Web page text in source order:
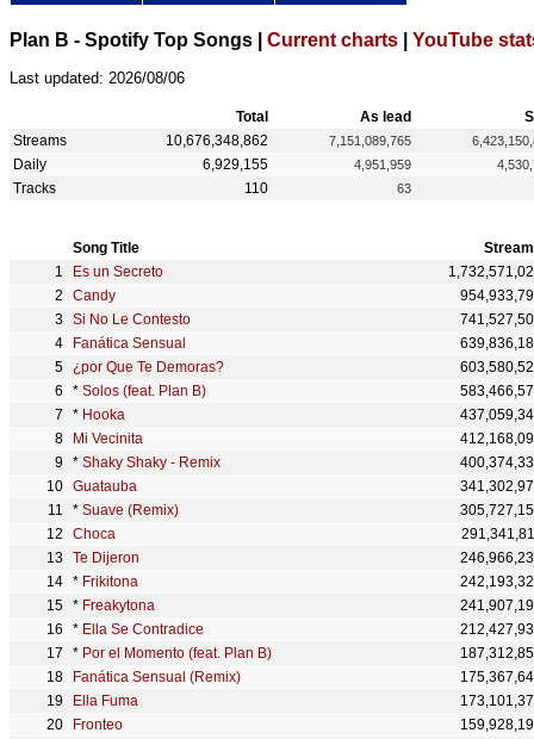
Plan B - Spotify Top Songs | Current charts YouTube
Last updated: 2026/08/06
Total As lead
Streams
10,676,348,862 7,151,089,765
Daily 6,929,155 4,951,959
Tracks 110 63
Song Title
Es un Secreto
Candy
Si No Le Contesto
Fanática Sensual
¿por Que Te Demoras?
* Solos (feat. Plan B)
* Hooka
Mi Vecinita
* Shaky Shaky - Remix
Guatauba
* Suave (Remix)
Choca
Te Dijeron
* Frikitona
* Freakytona
* Ella Se Contradice
* Por el Momento (feat. Plan B)
Fanática Sensual (Remix)
Ella Fuma
Fronteo